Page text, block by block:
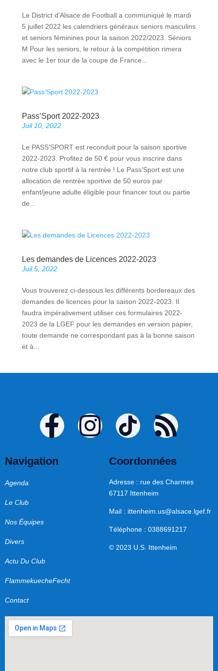
Le District d’Alsace de Football a communiqué le mardi
5 juillet 2022 les calendriers généraux seniors masculins
et seniors féminines pour la saison 2022/2023. Séniors
M Pour les seniors, le retour à la compétition rimera
avec le 1er tour de la coupe de France...
Pass’Sport 2022-2023
Juil 10, 2022
Le PASS’SPORT est reconduit pour la saison sportive
2022-2023. Profitez de 50 € pour vous inscrire dans
notre club sportif à la rentrée ! Le Pass’Sport est une
allocation de rentrée sportive de 50 euros par
enfant/jeune adulte éligible pour financer tout ou partie
de...
Les demandes de Licences 2022-2023
Juil 5, 2022
Vous trouverez ci-dessous les différents bordereaux des
demandes de licences pour la saison 2022-2023. Il
faudra impérativement utiliser ces formulaires 2022-
2023 de la LGEF pour les demandes en version papier,
toute demande ne correspondant pas à la bonne saison
et à...
Navigation
Agenda
Le Club
Nos Équipes
Divers
Actu Du Club
FlammekuecheFecht
Contact
Coordonnées
Adresse : rue des Charmes
67117 Ittenheim
Mail : ittenheim.us@alsace.lgef.fr
Téléphone : 0388691217
© 2023 U.S. Ittenheim